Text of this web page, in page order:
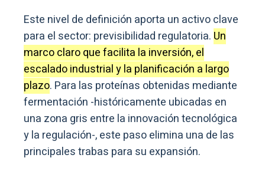
Este nivel de definición aporta un activo clave
para el sector: previsibilidad regulatoria. Un
marco claro que facilita la inversión, el
escalado industrial y la planificación a largo
plazo. Para las proteínas obtenidas mediante
fermentación -históricamente ubicadas en
una zona gris entre la innovación tecnológica
y la regulación-, este paso elimina una de las
principales trabas para su expansión.